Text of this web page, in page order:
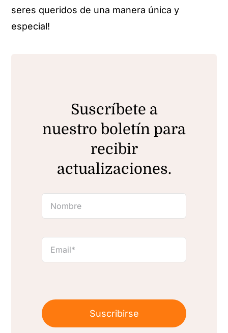
seres queridos de una manera única y
especial!
Suscríbete a
nuestro boletín para
recibir
actualizaciones.
Suscribirse